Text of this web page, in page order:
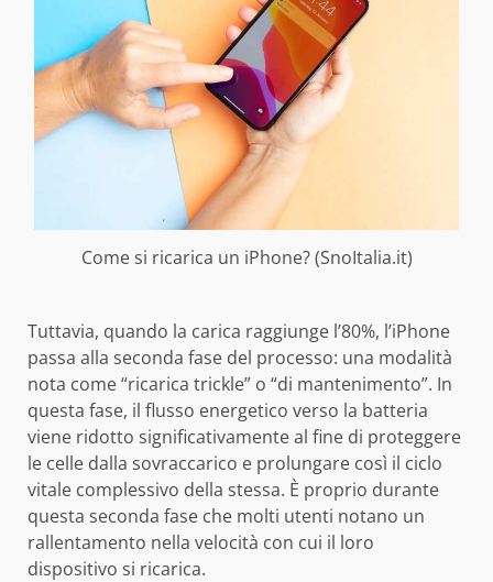
Come si ricarica un iPhone? (SnoItalia.it)
Tuttavia, quando la carica raggiunge l’80%, l’iPhone
passa alla seconda fase del processo: una modalità
nota come “ricarica trickle” o “di mantenimento”. In
questa fase, il flusso energetico verso la batteria
viene ridotto significativamente al fine di proteggere
le celle dalla sovraccarico e prolungare così il ciclo
vitale complessivo della stessa. È proprio durante
questa seconda fase che molti utenti notano un
rallentamento nella velocità con cui il loro
dispositivo si ricarica.